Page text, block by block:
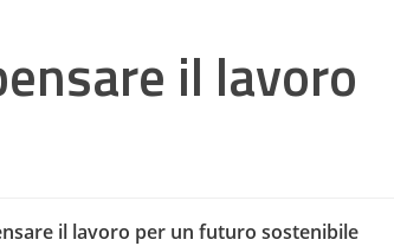
il lavoro
il lavoro per un futuro sostenibile